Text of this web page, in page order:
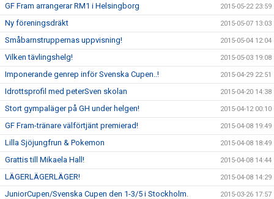
GF Fram arrangerar RM1 i Helsingborg 2015-05-22 23:59
Ny föreningsdräkt 2015-05-07 13:03
Småbarnstruppernas uppvisning! 2015-05-04 12:04
Vilken tävlingshelg! 2015-05-03 19:08
Imponerande genrep inför Svenska Cupen..! 2015-04-29 22:51
Idrottsprofil med peterSven skolan 2015-04-20 14:38
Stort gympaläger på GH under helgen! 2015-04-12 00:10
GF Fram-tränare välförtjänt premierad! 2015-04-08 19:49
Lilla Sjöjungfrun & Pokemon 2015-04-08 18:49
Grattis till Mikaela Hall! 2015-04-08 14:44
LÄGERLÄGERLÄGER! 2015-04-08 14:29
JuniorCupen/Svenska Cupen den 1-3/5 i Stockholm. 2015-03-26 17:57